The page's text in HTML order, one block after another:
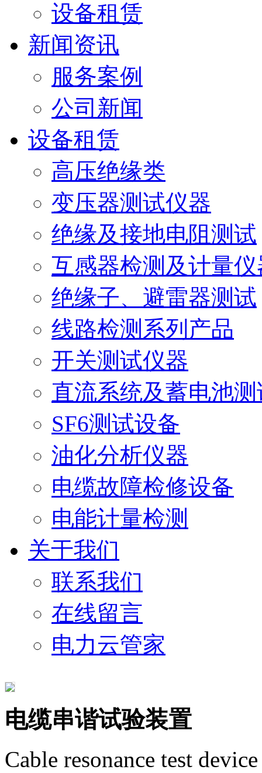
设备租赁
新闻资讯
服务案例
公司新闻
设备租赁
高压绝缘类
变压器测试仪器
绝缘及接地电阻测试
互感器检测及计量仪
绝缘子、避雷器测试
线路检测系列产品
开关测试仪器
直流系统及蓄电池测
SF6测试设备
油化分析仪器
电缆故障检修设备
电能计量检测
关于我们
联系我们
在线留言
电力云管家
电缆串谐试验装置
Cable resonance test device